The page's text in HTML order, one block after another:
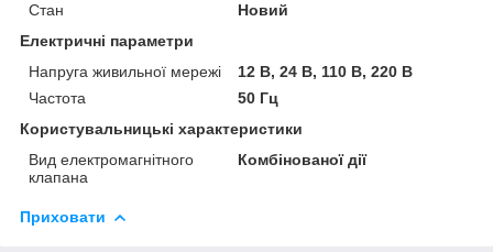
Стан
Новий
Електричні параметри
Напруга живильної мережі
12 В, 24 В, 110 В, 220 В
Частота
50 Гц
Користувальницькі характеристики
Вид електромагнітного
клапана
Комбінованої дії
Приховати